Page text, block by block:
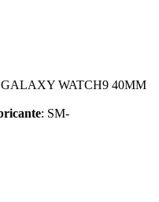
WATCH9 40MM
: SM-